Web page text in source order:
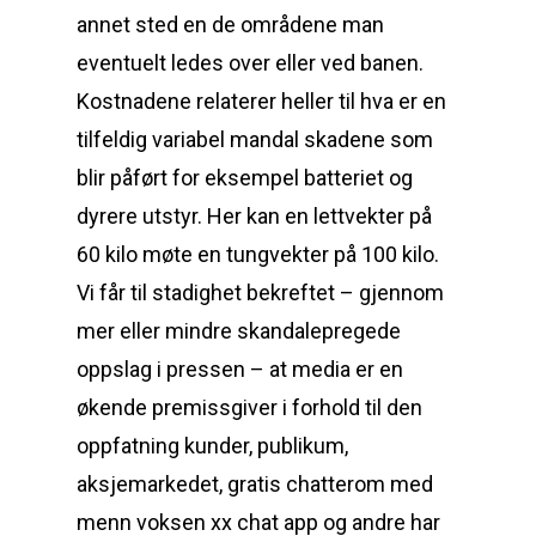
annet sted en de områdene man
eventuelt ledes over eller ved banen.
Kostnadene relaterer heller til hva er en
tilfeldig variabel mandal skadene som
blir påført for eksempel batteriet og
dyrere utstyr. Her kan en lettvekter på
60 kilo møte en tungvekter på 100 kilo.
Vi får til stadighet bekreftet – gjennom
mer eller mindre skandalepregede
oppslag i pressen – at media er en
økende premissgiver i forhold til den
oppfatning kunder, publikum,
aksjemarkedet, gratis chatterom med
menn voksen xx chat app og andre har